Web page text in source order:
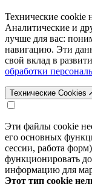
Технические cookie
Аналитические и
лучше для вас:
навигацию. Эти
свой вклад в
обработки
Технические Cookies
Эти файлы cookie
его основных
сессии, работа
функционировать
информацию для
Этот тип cookie